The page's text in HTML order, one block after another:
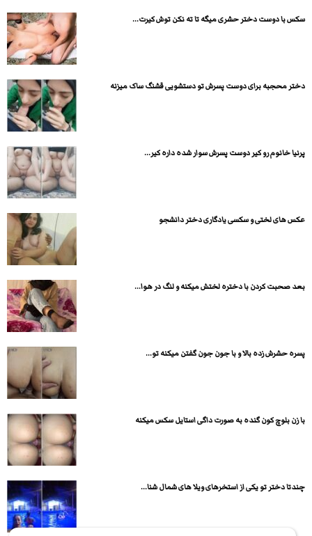
سکس با دوست دختر حشری میگه تا ته نکن توش کیرت...
دختر محجبه برای دوست پسرش تو دستشویی قشنگ ساک میزنه
پرنیا خانوم رو کیر دوست پسرش سوار شده داره کیر...
عکس های لختی و سکسی یادگاری دختر دانشجو
بعد صحبت کردن با دختره لختش میکنه و لنگ در هوا...
پسره حشرش زده بالا و با جون جون گفتن میکنه تو...
با زن بلوچ کون گنده به صورت داگی استایل سکس میکنه
چندتا دختر تو یکی از استخرهای ویلا های شمال شنا...